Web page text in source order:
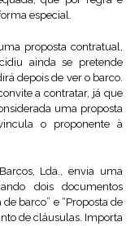
especial.
proposta contratual,
ainda se pretende
depois de ver o barco.
a contratar, já que
uma proposta
o proponente à
Lda., envia uma
dois documentos
barco” e “Proposta de
de cláusulas. Importa